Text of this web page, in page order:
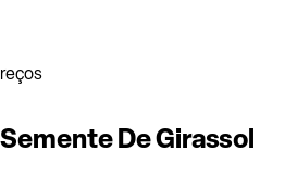
De Girassol